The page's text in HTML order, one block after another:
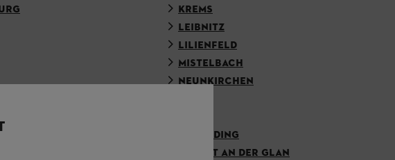
KREMS
LEIBNITZ
LILIENFELD
MISTELBACH
NEUNKIRCHEN
SCHÄRDING
ST. VEIT AN DER GLAN